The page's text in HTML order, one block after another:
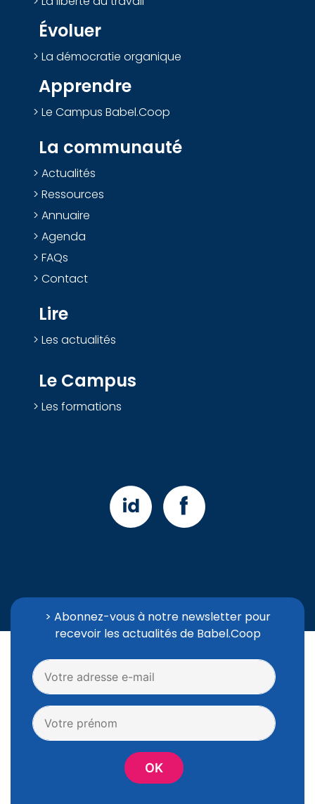
Évoluer
La démocratie organique
Apprendre
Le Campus Babel.Coop
La communauté
Actualités
Ressources
Annuaire
Agenda
FAQs
Contact
Lire
Les actualités
Le Campus
Les formations
> Abonnez-vous à notre newsletter pour
recevoir les actualités de Babel.Coop